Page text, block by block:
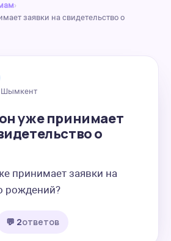
›
заявки на свидетельство о
Шымкент
уже принимает
о
принимает заявки на
рождений?
💬 2ответов